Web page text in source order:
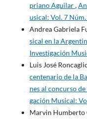
priano Aguilar,
usical: Vol. 7
Andrea Gabriela
sical en la
Investigación
Luis José
centenario de la
nes al concurso
gación Musical:
Marvin Humberto